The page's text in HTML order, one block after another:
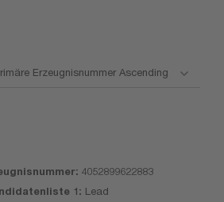
4052899622883
Lead